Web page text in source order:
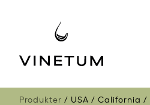
Produkter USA California